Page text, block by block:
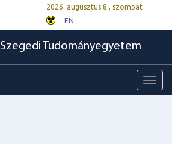
2026. augusztus 8., szombat
EN
Szegedi Tudományegyetem